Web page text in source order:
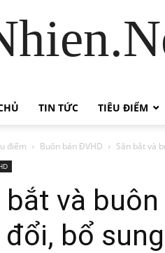
TIN TỨC TIÊU ĐIỂM
điểm Buôn bán ĐVHD Săn bắt và
bắt và
bổ